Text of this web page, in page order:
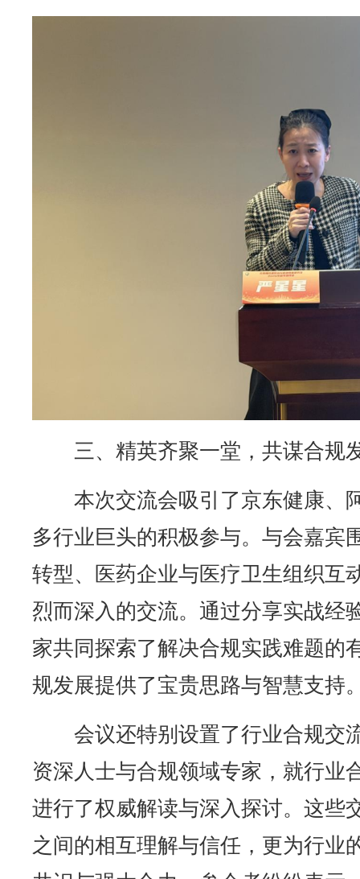
三、精英齐聚一堂，共谋合规
本次交流会吸引了京东健康、
多行业巨头的积极参与。与会嘉宾
转型、医药企业与医疗卫生组织互
烈而深入的交流。通过分享实战经
家共同探索了解决合规实践难题的
规发展提供了宝贵思路与智慧支持
会议还特别设置了行业合规交
资深人士与合规领域专家，就行业
进行了权威解读与深入探讨。这些
之间的相互理解与信任，更为行业